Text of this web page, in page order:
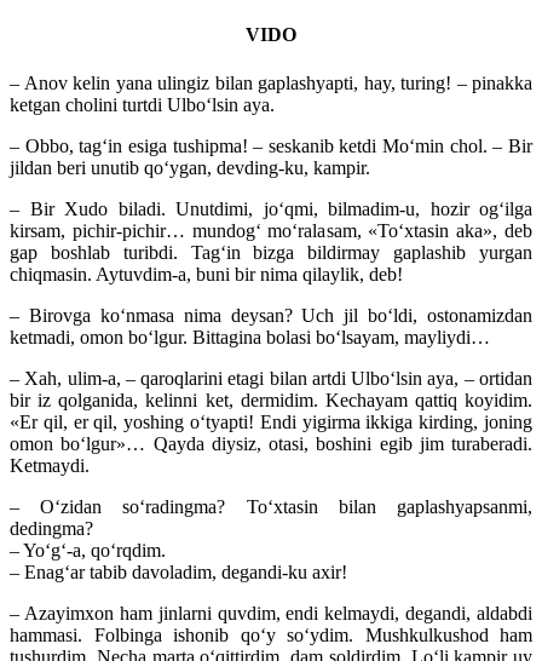
VIDO
– Anov kelin yana ulingiz bilan gaplashyapti, hay, turing! – pinakka
ketgan cholini turtdi Ulbo‘lsin aya.
– Obbo, tag‘in esiga tushipma! – seskanib ketdi Mo‘min chol. – Bir
jildan beri unutib qo‘ygan, devding-ku, kampir.
– Bir Xudo biladi. Unutdimi, jo‘qmi, bilmadim-u, hozir og‘ilga
kirsam, pichir-pichir… mundog‘ mo‘ralasam, «To‘xtasin aka», deb
gap boshlab turibdi. Tag‘in bizga bildirmay gaplashib yurgan
chiqmasin. Aytuvdim-a, buni bir nima qilaylik, deb!
– Birovga ko‘nmasa nima deysan? Uch jil bo‘ldi, ostonamizdan
ketmadi, omon bo‘lgur. Bittagina bolasi bo‘lsayam, mayliydi…
– Xah, ulim-a, – qaroqlarini etagi bilan artdi Ulbo‘lsin aya, – ortidan
bir iz qolganida, kelinni ket, dermidim. Kechayam qattiq koyidim.
«Er qil, er qil, yoshing o‘tyapti! Endi yigirma ikkiga kirding, joning
omon bo‘lgur»… Qayda diysiz, otasi, boshini egib jim turaberadi.
Ketmaydi.
– O‘zidan so‘radingma? To‘xtasin bilan gaplashyapsanmi,
dedingma?
– Yo‘g‘-a, qo‘rqdim.
– Enag‘ar tabib davoladim, degandi-ku axir!
– Azayimxon ham jinlarni quvdim, endi kelmaydi, degandi, aldabdi
hammasi. Folbinga ishonib qo‘y so‘ydim. Mushkulkushod ham
tushurdim. Necha marta o‘qittirdim, dam soldirdim. Lo‘li kampir uy